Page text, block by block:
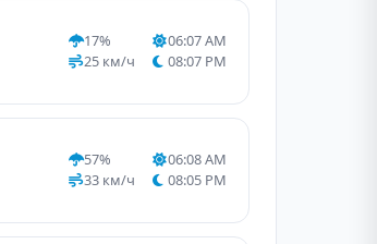
17%
25 км/ч
06:07 AM
08:07 PM
57%
33 км/ч
06:08 AM
08:05 PM